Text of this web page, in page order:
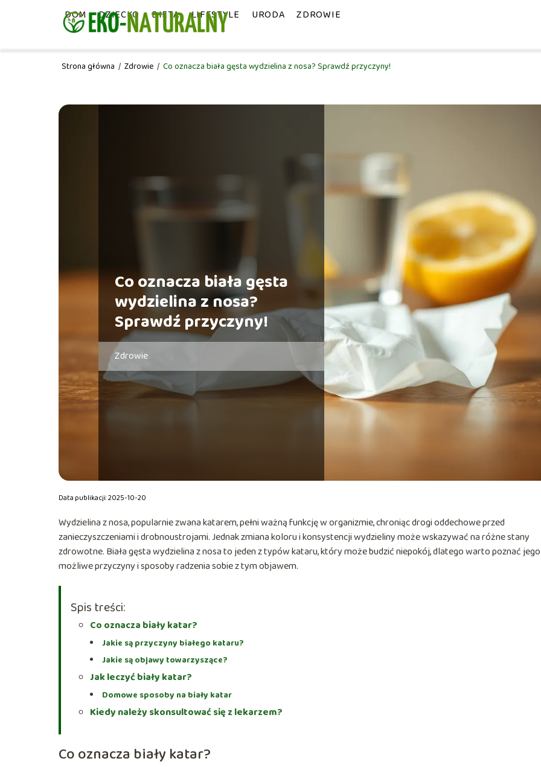
DOM DZIECKO DIETA LIFESTYLE URODA ZDROWIE
Strona główna / Zdrowie / Co oznacza biała gęsta wydzielina z nosa? Sprawdź przyczyny!
Co oznacza biała gęsta
wydzielina z nosa?
Sprawdź przyczyny!
Zdrowie
Data publikacji: 2025-10-20
Wydzielina z nosa, popularnie zwana katarem, pełni ważną funkcję w organizmie, chroniąc drogi oddechowe przed
zanieczyszczeniami i drobnoustrojami. Jednak zmiana koloru i konsystencji wydzieliny może wskazywać na różne stany
zdrowotne. Biała gęsta wydzielina z nosa to jeden z typów kataru, który może budzić niepokój, dlatego warto poznać jego
możliwe przyczyny i sposoby radzenia sobie z tym objawem.
Spis treści:
Co oznacza biały katar?
Jakie są przyczyny białego kataru?
Jakie są objawy towarzyszące?
Jak leczyć biały katar?
Domowe sposoby na biały katar
Kiedy należy skonsultować się z lekarzem?
Co oznacza biały katar?